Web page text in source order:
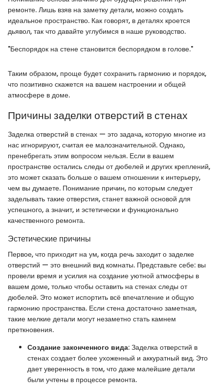
ремонте. Лишь взяв на заметку детали, можно создать
идеальное пространство. Как говорят, в деталях кроется
дьявол, так что давайте углубимся в наше руководство.
"Беспорядок на стене становится беспорядком в голове."
Таким образом, проще будет сохранить гармонию и порядок,
что позитивно скажется на вашем настроении и общей
атмосфере в доме.
Причины заделки отверстий в стенах
Заделка отверстий в стенах — это задача, которую многие из
нас игнорируют, считая ее малозначительной. Однако,
пренебрегать этим вопросом нельзя. Если в вашем
пространстве остались следы от дюбелей и других креплений,
это может сказать больше о вашем отношении к интерьеру,
чем вы думаете. Понимание причин, по которым следует
заделывать такие отверстия, станет важной основой для
успешного, а значит, и эстетически и функционально
качественного ремонта.
Эстетические причины
Первое, что приходит на ум, когда речь заходит о заделке
отверстий — это внешний вид комнаты. Представьте себе: вы
провели время и усилия на создание уютной атмосферы в
вашем доме, только чтобы оставить на стенах следы от
дюбелей. Это может испортить всё впечатление и общую
гармонию пространства. Если стена достаточно заметная,
такие мелкие детали могут незаметно стать камнем
преткновения.
Создание законченного вида: За­делка отверстий в
стенах создает более ухоженный и аккуратный вид. Это
дает уверенность в том, что даже малейшие детали
были учтены в процессе ремонта.